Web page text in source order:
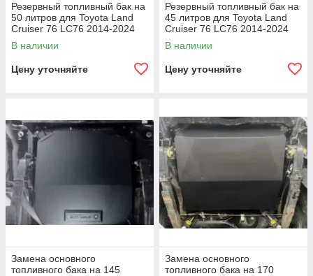
Резервный топливный бак на
50 литров для Toyota Land
Cruiser 76 LC76 2014-2024
Тойота Крузер Крузак бак
В наличии
Цену уточняйте
Резервный топливный бак на
45 литров для Toyota Land
Cruiser 76 LC76 2014-2024
Тойота Крузер Крузак бак
В наличии
Цену уточняйте
Замена основного
топливного бака на 145
Замена основного
топливного бака на 170